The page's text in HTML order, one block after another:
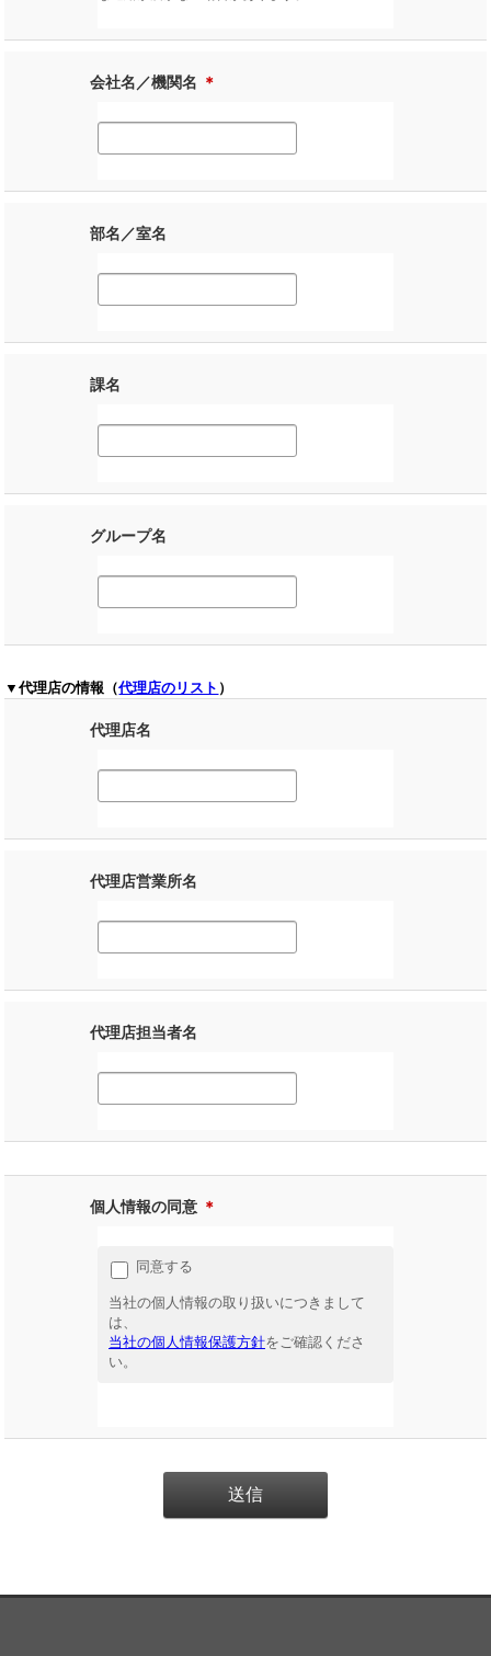
会社名／機関名 ＊
部名／室名
課名
グループ名
▼代理店の情報（代理店のリスト ）
代理店名
代理店営業所名
代理店担当者名
個人情報の同意 ＊
同意する
当社の個人情報の取り扱いにつきまして
は、
当社の個人情報保護方針をご確認くださ
い。